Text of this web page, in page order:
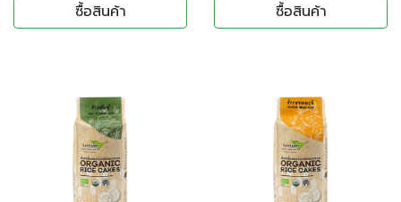
ซื้อสินค้า ซื้อสินค้า